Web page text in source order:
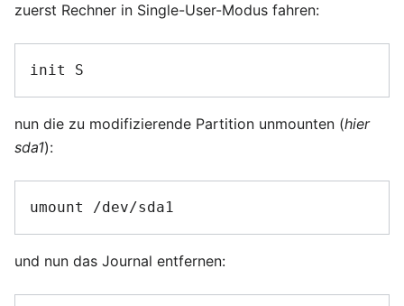
zuerst Rechner in Single-User-Modus fahren:
init S
nun die zu modifizierende Partition unmounten (hier
sda1):
umount /dev/sda1
und nun das Journal entfernen: